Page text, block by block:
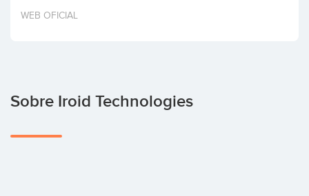
Invertir
WEB OFICIAL
Sobre Iroid Technologies